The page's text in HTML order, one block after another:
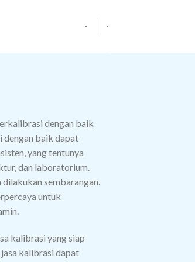
- -
dengan baik
dengan baik dapat
yang tentunya
dan laboratorium.
sembarangan.
untuk
kalibrasi yang siap
kalibrasi dapat